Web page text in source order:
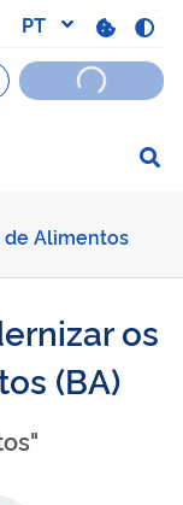
de Alimentos
os
(BA)